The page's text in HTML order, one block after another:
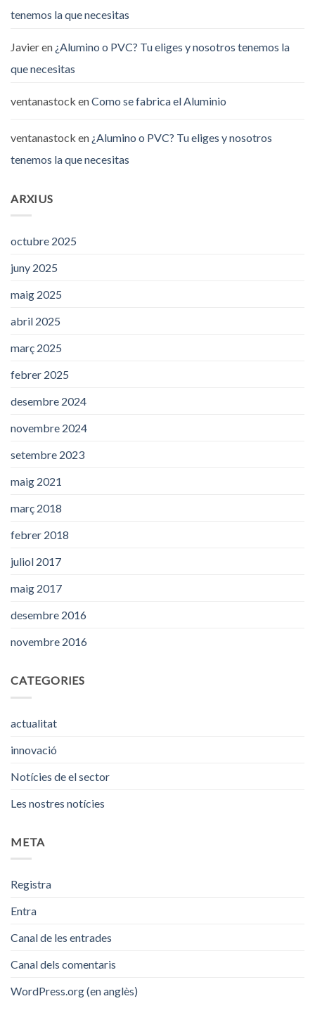
tenemos la que necesitas
Javieren ¿Alumino o PVC? Tu eliges y nosotros tenemos la
que necesitas
ventanastock enComo se fabrica el Aluminio
ventanastock en ¿Alumino o PVC? Tu eliges y nosotros
tenemos la que necesitas
ARXIUS
octubre 2025
juny 2025
maig 2025
abril 2025
març 2025
febrer 2025
desembre 2024
novembre 2024
setembre 2023
maig 2021
març 2018
febrer 2018
juliol 2017
maig 2017
desembre 2016
novembre 2016
CATEGORIES
actualitat
innovació
Notícies de el sector
Les nostres notícies
META
Registra
Entra
Canal de les entrades
Canal dels comentaris
WordPress.org (en anglès)